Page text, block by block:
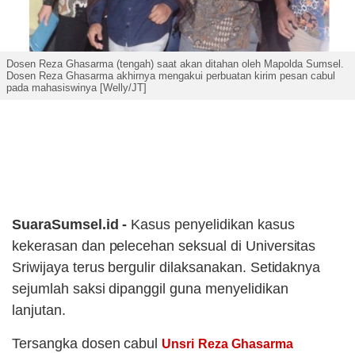
Dosen Reza Ghasarma (tengah) saat akan ditahan oleh Mapolda Sumsel.
Dosen Reza Ghasarma akhirnya mengakui perbuatan kirim pesan cabul
pada mahasiswinya [Welly/JT]
SuaraSumsel.id - Kasus penyelidikan kasus
kekerasan dan pelecehan seksual di Universitas
Sriwijaya terus bergulir dilaksanakan. Setidaknya
sejumlah saksi dipanggil guna menyelidikan
lanjutan.
Tersangka dosen cabul Unsri Reza Ghasarma